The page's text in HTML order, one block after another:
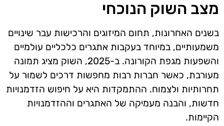
מצב השוק הנוכחי
בשנים האחרונות, תחום המיזוגים והרכישות עבר שינויים
משמעותיים, במיוחד בעקבות אתגרים כלכליים עולמיים
והשפעות מגפת הקורונה. ב-2025, השוק מציג תמונה
מעורבת, כאשר חברות רבות מחפשות דרכים לשמור על
תחרותיות ולצמוח. ההתמקדות היא על חיפוש הזדמנויות
חדשות, והבנה מעמיקה של האתגרים וההזדמנויות
הקיימות.